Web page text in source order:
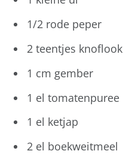
1/2 rode peper
2 teentjes knoflook
1 cm gember
1 el tomatenpuree
1 el ketjap
2 el boekweitmeel